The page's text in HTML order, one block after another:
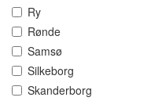
Ry
Rønde
Samsø
Silkeborg
Skanderborg